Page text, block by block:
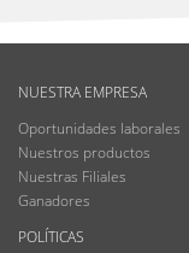
NUESTRA EMPRESA
Oportunidades laborales
Nuestros productos
Nuestras Filiales
Ganadores
POLÍTICAS